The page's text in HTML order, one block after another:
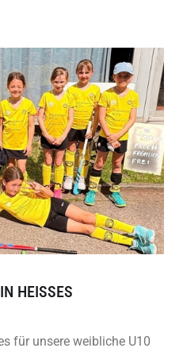
HEISSES H
für unsere weibliche U10